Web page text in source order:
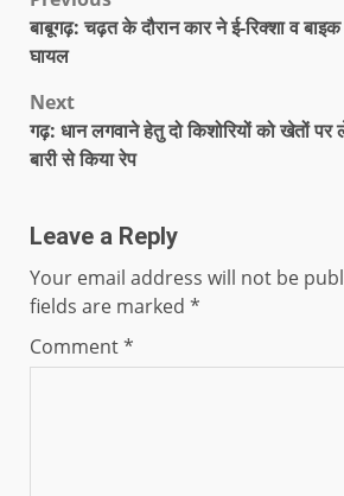
बाबूगढ़: चढ़त के दौरान कार ने ई-रिक्शा व
घायल
Next
गढ़: धान लगवाने हेतु दो किशोरियों को खेतों पर
बारी से किया रेप
Leave a Reply
Your email address will not be
fields are marked *
Comment*